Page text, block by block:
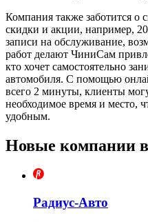
Компания также заботится о
скидки и акции, например,
записи на обслуживание,
работ делают ЧиниСам
кто хочет самостоятельно
автомобиля. С помощью
всего 2 минуты, клиенты
необходимое время и место,
удобным.
Новые компании в
Радиус-Авто